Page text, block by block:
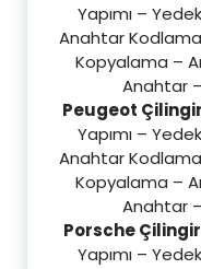
Yapımı –
Anahtar
Kopyalama –
Anahtar
Peugeot Çilingir
Yapımı –
Anahtar
Kopyalama –
Anahtar
Porsche Çilingir
Yapımı –